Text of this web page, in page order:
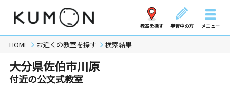
教室を探す 学習中の方 メニュー
HOME お近くの教室を探す 検索結果
大分県佐伯市川原
付近の公文式教室